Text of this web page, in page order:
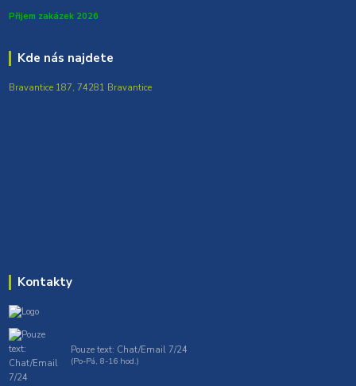
Přijem zakázek 2026
Kde nás najdete
Bravantice 187, 74281 Bravantice
Kontakty
Pouze text: Chat/Email 7/24
(Po-Pá, 8-16 hod.)